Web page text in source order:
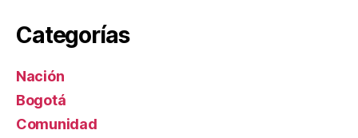
Categorías
Nación
Bogotá
Comunidad